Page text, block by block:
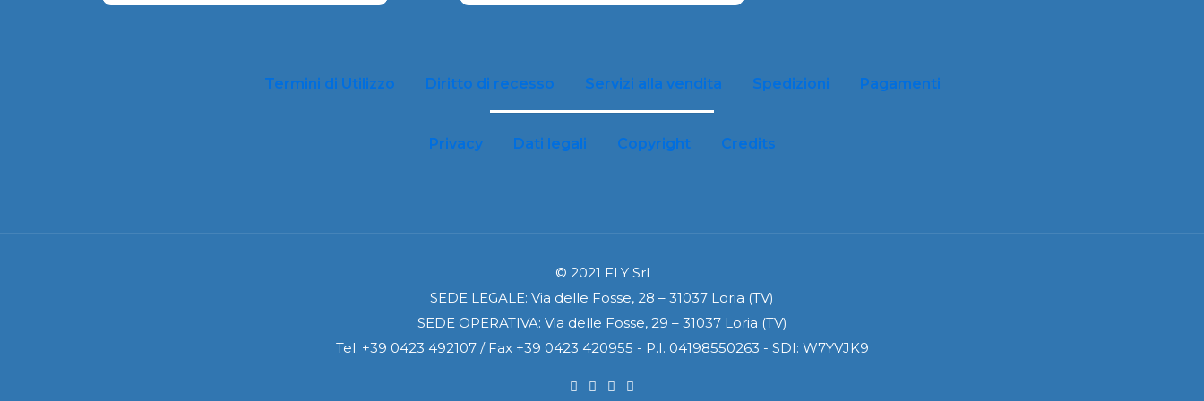
Termini di Utilizzo Diritto di recesso Servizi alla vendita Spedizioni Pagamenti
Privacy Dati legali Copyright Credits
© 2021 FLY Srl
SEDE LEGALE: Via delle Fosse, 28 – 31037 Loria (TV)
SEDE OPERATIVA: Via delle Fosse, 29 – 31037 Loria (TV)
Tel. +39 0423 492107 / Fax +39 0423 420955 - P.I. 04198550263 - SDI: W7YVJK9